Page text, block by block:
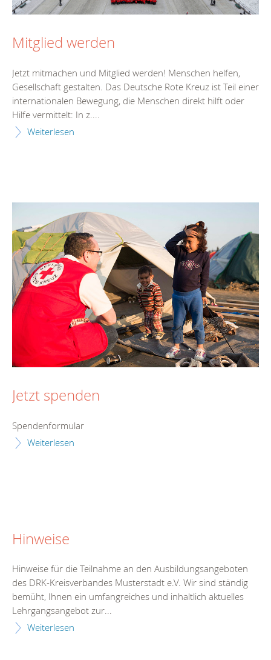
Mitglied werden
Jetzt mitmachen und Mitglied werden! Menschen helfen,
Gesellschaft gestalten. Das Deutsche Rote Kreuz ist Teil einer
internationalen Bewegung, die Menschen direkt hilft oder
Hilfe vermittelt: In z....
Weiterlesen
Jetzt spenden
Spendenformular
Weiterlesen
Hinweise
Hinweise für die Teilnahme an den Ausbildungsangeboten
des DRK-Kreisverbandes Musterstadt e.V. Wir sind ständig
bemüht, Ihnen ein umfangreiches und inhaltlich aktuelles
Lehrgangsangebot zur...
Weiterlesen